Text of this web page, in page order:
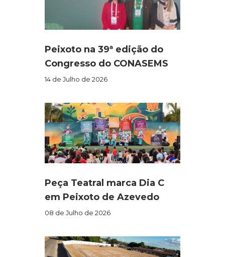
Peixoto na 39ª edição do
Congresso do CONASEMS
14 de Julho de 2026
Peça Teatral marca Dia C
em Peixoto de Azevedo
08 de Julho de 2026